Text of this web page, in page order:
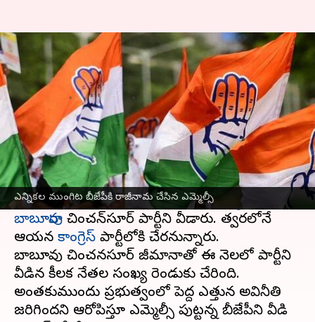
ఎన్నికల ముంగిట బీజేపీకి రాజీనామ చేసిన ఎమ్మెల్సీ
కాంగ్రెస్‌లోకి బీజేపీ ఎమ్మెల్సీ; ఎన్నికల
వేళ కమలం పార్టీకి షాక్
వ్రాసిన వారు Mar 21, 2023 02:34 pm
ఈ వార్తాకథనం ఏంటి
కర్ణాటకఅసెంబ్లీ ఎన్నికలకు సమయం దగ్గరపడుతోంది.
మరో నెల రోజుల్లో ఎన్నికలు జరగనున్న నేపథ్యంలో
అధికార బీజేపీ షాక్ తగిలింది.బీజేపీ ఎమ్మెల్సీ
బాబూరావు చించన్‌సూర్ పార్టీని వీడారు. త్వరలోనే
ఆయన కాంగ్రెస్ పార్టీలోకి చేరనున్నారు.
బాబూరావు చించనసూర్ రాజీమానాతో ఈ నెలలో పార్టీని
వీడిన కీలక నేతల సంఖ్య రెండుకు చేరింది.
అంతకుముందు ప్రభుత్వంలో పెద్ద ఎత్తున అవినీతి
జరిగిందని ఆరోపిస్తూ ఎమ్మెల్సీ పుట్టన్న బీజేపీని వీడి